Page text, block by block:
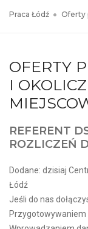
Praca Łódź Oferty
OFERTY
I
REFERENT
ROZLICZEŃ
Dodane: dzisiaj
Łódź
Jeśli do nas